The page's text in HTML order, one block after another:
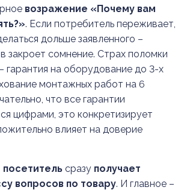
возражение «Почему вам
. Если потребитель переживает,
дольше заявленного –
закроет сомнение. Страх поломки
гарантия на оборудование до 3-х
монтажных работ на 6
что все гарантии
цифрами, это конкретизирует
влияет на доверие
посетительсразу получает
вопросов по товару. И главное –